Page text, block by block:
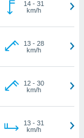
14- 31
km/h
13- 28
km/h
12- 30
km/h
13- 31
km/h